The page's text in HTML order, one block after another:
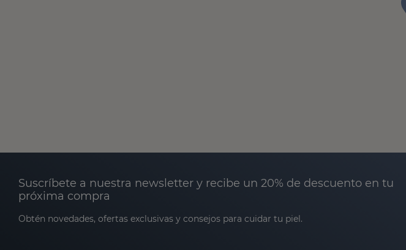
Suscríbete a nuestra newsletter y recibe un 20% de descuento en tu
próxima compra
Obtén novedades, ofertas exclusivas y consejos para cuidar tu piel.